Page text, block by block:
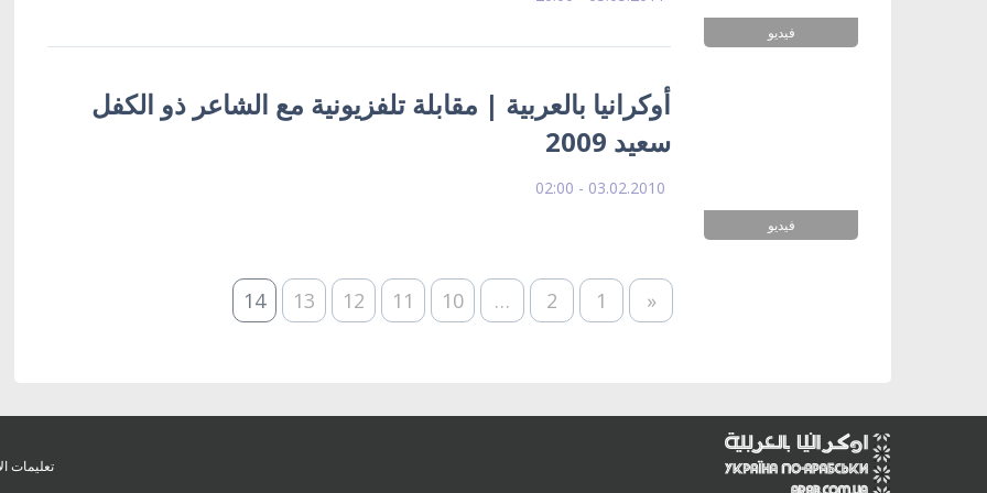
فيديو
فيديو
أوكرانيا بالعربية | مقابلة تلفزيونية مع الشاعر ذو الكفل
سعيد 2009
03.02.2010 - 02:00
«
1
2
…
10
11
12
13
14
تعليمات